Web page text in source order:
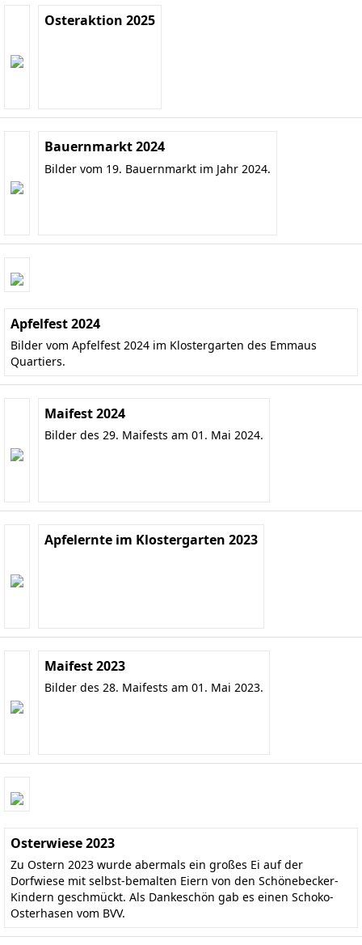
Osteraktion 2025
Bauernmarkt 2024
Bilder vom 19. Bauernmarkt im Jahr 2024.
Apfelfest 2024
Bilder vom Apfelfest 2024 im Klostergarten des Emmaus
Quartiers.
Maifest 2024
Bilder des 29. Maifests am 01. Mai 2024.
Apfelernte im Klostergarten 2023
Maifest 2023
Bilder des 28. Maifests am 01. Mai 2023.
Osterwiese 2023
Zu Ostern 2023 wurde abermals ein großes Ei auf der
Dorfwiese mit selbst-bemalten Eiern von den Schönebecker-
Kindern geschmückt. Als Dankeschön gab es einen Schoko-
Osterhasen vom BVV.